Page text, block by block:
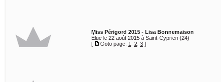
Miss Périgord 2015 - Lisa Bonnemaison
Élue le 22 août 2015 à Saint-Cyprien (24)
[
Goto page: 1 2 3 ]